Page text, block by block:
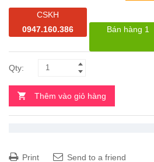
là:
tại
là:
CSKH
0947.160.386
Bán hàng 1
Thêm vào giỏ hàng
Print
Send to a friend